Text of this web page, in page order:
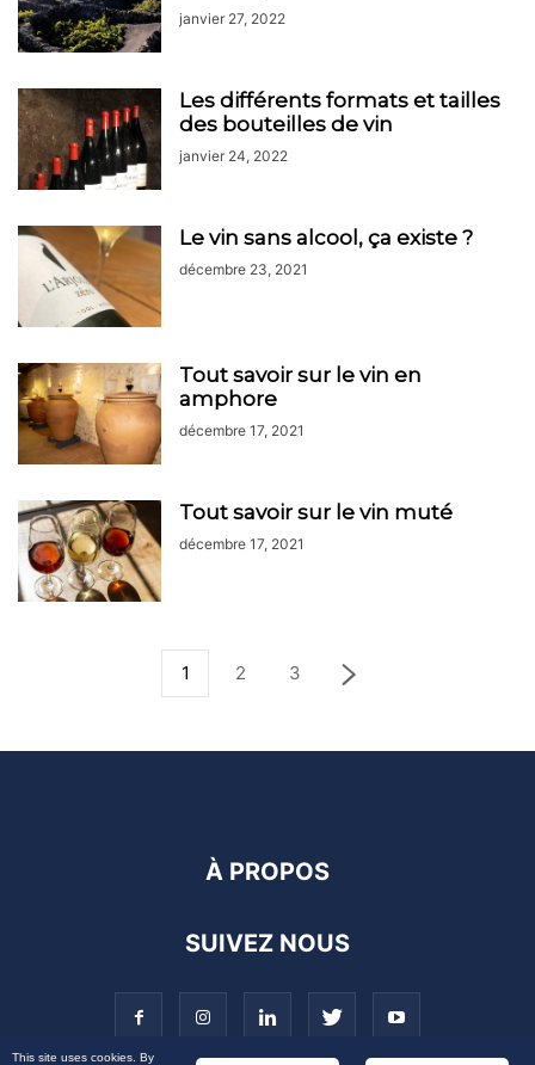
janvier 27, 2022
Les différents formats et tailles
des bouteilles de vin
janvier 24, 2022
Le vin sans alcool, ça existe ?
décembre 23, 2021
Tout savoir sur le vin en
amphore
décembre 17, 2021
Tout savoir sur le vin muté
décembre 17, 2021
1 2 3
À PROPOS
SUIVEZ NOUS
This site uses cookies. By